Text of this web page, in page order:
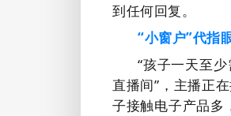
到任何回复。
“小窗户”代指
“孩子一天至
直播间”，主播正
子接触电子产品多